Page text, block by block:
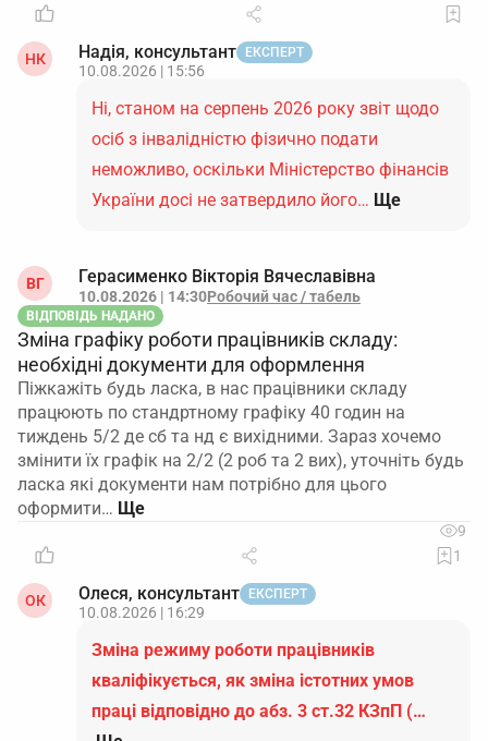
НК Надія, консультант ЕКСПЕРТ
10.08.2026 | 15:56
Ні, станом на серпень 2026 року звіт щодо
осіб з інвалідністю фізично подати
неможливо, оскільки Міністерство фінансів
України досі не затвердило його… Ще
ВГ Герасименко Вікторія Вячеславівна
10.08.2026 | 14:30Робочий час / табель
ВІДПОВІДЬ НАДАНО
Зміна графіку роботи працівників складу:
необхідні документи для оформлення
Піжкажіть будь ласка, в нас працівники складу
працюють по стандртному графіку 40 годин на
тиждень 5/2 де сб та нд є вихідними. Зараз хочемо
змінити їх графік на 2/2 (2 роб та 2 вих), уточніть будь
ласка які документи нам потрібно для цього
оформити…
9
1
ОК Олеся, консультант ЕКСПЕРТ
10.08.2026 | 16:29
Зміна режиму роботи працівників
кваліфікується, як зміна істотних умов
праці відповідно до абз. 3 ст.32 КЗпП (…